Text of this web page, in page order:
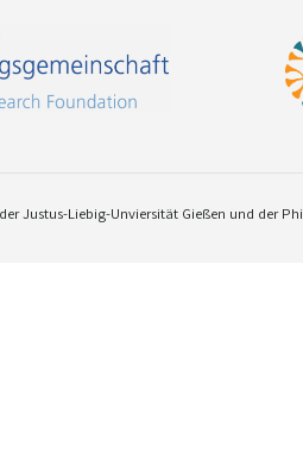
Justus-Liebig-Unviersität Gießen und der